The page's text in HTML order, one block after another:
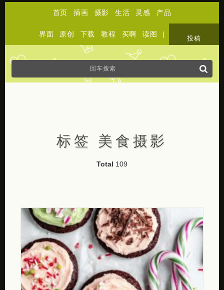
首页 插画 摄影 生活 灵感 产品
界面 原创 下载 教程 买啊 读图 |
投稿
标签 美食摄影
Total 109